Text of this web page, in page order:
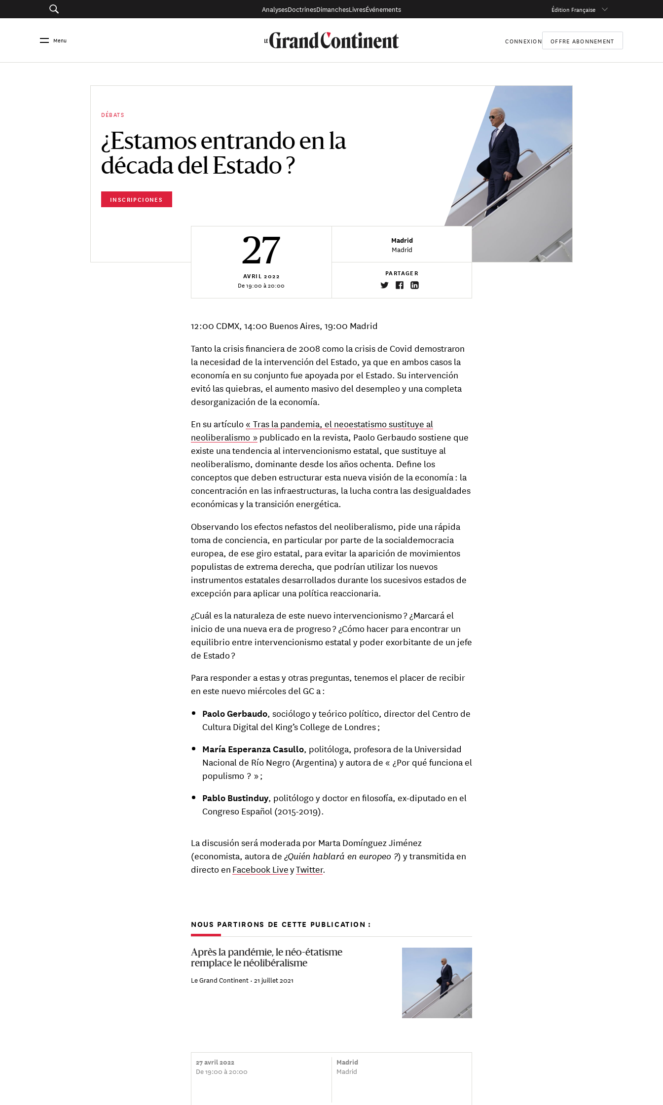
AnalysesDoctrinesDimanchesLivresÉvénements Édition Française
Menu CONNEXION OFFRE ABONNEMENT
DÉBATS
¿Estamos entrando en la
década del Estado ?
INSCRIPCIONES
27
AVRIL 2022
De 19:00 à 20:00
Madrid
Madrid
PARTAGER
12:00 CDMX, 14:00 Buenos Aires, 19:00 Madrid
Tanto la crisis financiera de 2008 como la crisis de Covid demostraron
la necesidad de la intervención del Estado, ya que en ambos casos la
economía en su conjunto fue apoyada por el Estado. Su intervención
evitó las quiebras, el aumento masivo del desempleo y una completa
desorganización de la economía.
En su artículo« Tras la pandemia, el neoestatismo sustituye al
neoliberalismo »publicado en la revista, Paolo Gerbaudo sostiene que
existe una tendencia al intervencionismo estatal, que sustituye al
neoliberalismo, dominante desde los años ochenta. Define los
conceptos que deben estructurar esta nueva visión de la economía : la
concentración en las infraestructuras, la lucha contra las desigualdades
económicas y la transición energética.
Observando los efectos nefastos del neoliberalismo, pide una rápida
toma de conciencia, en particular por parte de la socialdemocracia
europea, de ese giro estatal, para evitar la aparición de movimientos
populistas de extrema derecha, que podrían utilizar los nuevos
instrumentos estatales desarrollados durante los sucesivos estados de
excepción para aplicar una política reaccionaria.
¿Cuál es la naturaleza de este nuevo intervencionismo ? ¿Marcará el
inicio de una nueva era de progreso ? ¿Cómo hacer para encontrar un
equilibrio entre intervencionismo estatal y poder exorbitante de un jefe
de Estado ?
Para responder a estas y otras preguntas, tenemos el placer de recibir
en este nuevo miércoles del GC a :
Paolo Gerbaudo, sociólogo y teórico político, director del Centro de
Cultura Digital del King’s College de Londres ;
María Esperanza Casullo, politóloga, profesora de la Universidad
Nacional de Río Negro (Argentina) y autora de « ¿Por qué funciona el
populismo ? » ;
Pablo Bustinduy, politólogo y doctor en filosofía, ex-diputado en el
Congreso Español (2015-2019).
La discusión será moderada por Marta Domínguez Jiménez
(economista, autora de¿Quién hablará en europeo ?) y transmitida en
directo enFacebook LiveyTwitter.
NOUS PARTIRONS DE CETTE PUBLICATION :
Après la pandémie, le néo-étatisme
remplace le néolibéralisme
Le Grand Continent •21 juillet 2021
27 avril 2022
De 19:00 à 20:00
Madrid
Madrid